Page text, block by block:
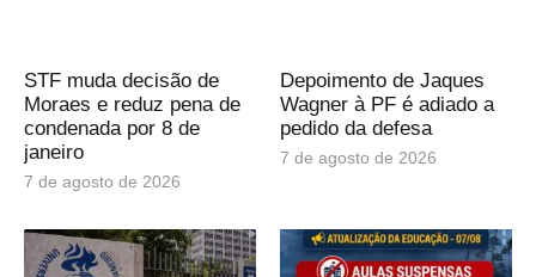
STF muda decisão de
Moraes e reduz pena de
condenada por 8 de
janeiro
7 de agosto de 2026
Depoimento de Jaques
Wagner à PF é adiado a
pedido da defesa
7 de agosto de 2026